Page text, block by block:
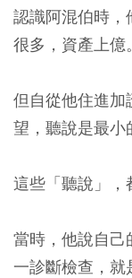
認識阿混伯時
很多，資產上億。
但自從他住進加
望，聽說是最小
這些「聽說」，
當時，他說自己
一診斷檢查，就